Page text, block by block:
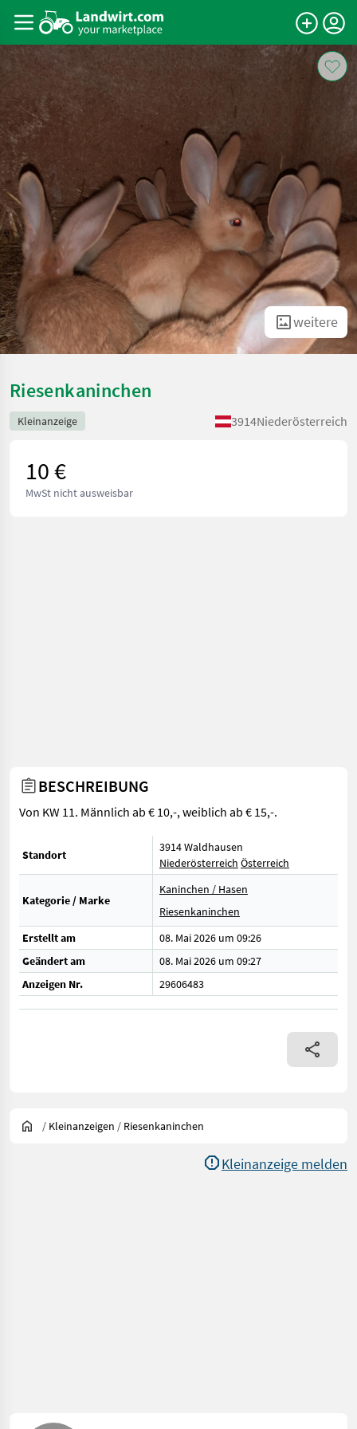
weitere
Riesenkaninchen
Kleinanzeige 3914Niederösterreich
10 €
MwSt nicht ausweisbar
BESCHREIBUNG
Von KW 11. Männlich ab € 10,-, weiblich ab € 15,-.
Standort
3914 Waldhausen
Niederösterreich Österreich
Kategorie / Marke
Kaninchen / Hasen
Riesenkaninchen
Erstellt am
08. Mai 2026 um 09:26
Geändert am
08. Mai 2026 um 09:27
Anzeigen Nr.
29606483
/ Kleinanzeigen / Riesenkaninchen
Kleinanzeige melden